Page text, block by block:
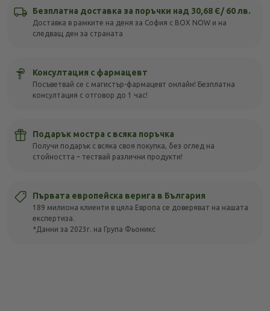
Безплатна доставка за поръчки над 30,68 Є/ 60 лв.
Доставка в рамките на деня за София с BOX NOW и на
следващ ден за страната
Консултация с фармацевт
Посъветвай се с магистър-фармацевт онлайн! Безплатна
консултация с отговор до 1 час!
Подарък мостра с всяка поръчка
Получи подарък с всяка своя покупка, без оглед на
стойността – тествай различни продукти!
Първата европейска верига в България
189 милиона клиенти в цяла Европа се доверяват на нашата
експертиза.
*Данни за 2023г. на Група Фьоникс